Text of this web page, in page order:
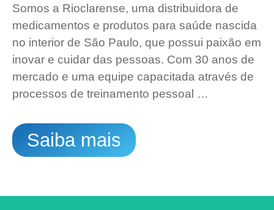
Somos a Rioclarense, uma distribuidora de
medicamentos e produtos para saúde nascida
no interior de São Paulo, que possui paixão em
inovar e cuidar das pessoas. Com 30 anos de
mercado e uma equipe capacitada através de
processos de treinamento pessoal …
Saiba mais